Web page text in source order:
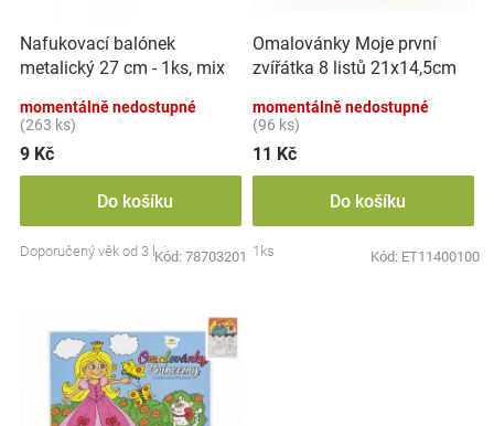
Hračkářství
ůo
d
u
k
ů
Nafukovací balónek
metalický 27 cm - 1ks, mix
momentálně nedostupné
(263 ks)
9 Kč
Do košíku
Doporučený věk od 3 letKód: 78703201
Omalovánky Moje první
zvířátka 8 listů 21x14,5cm
momentálně nedostupné
(96 ks)
11 Kč
Do košíku
1ks Kód: ET11400100